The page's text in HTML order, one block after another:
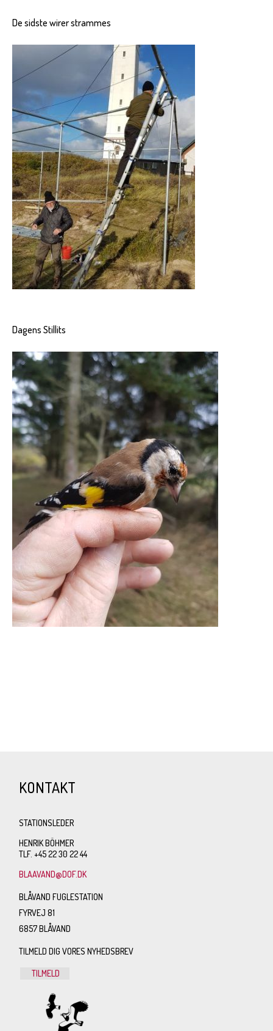
De sidste wirer strammes
Dagens Stillits
KONTAKT
STATIONSLEDER
HENRIK BÖHMER
TLF. +45 22 30 22 44
BLAAVAND@DOF.DK
BLÅVAND FUGLESTATION
FYRVEJ 81
6857 BLÅVAND
TILMELD DIG VORES NYHEDSBREV
TILMELD